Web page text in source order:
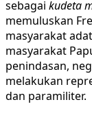
sebagai kudeta
memuluskan
masyarakat
masyarakat
penindasan,
melakukan
dan paramiliter.